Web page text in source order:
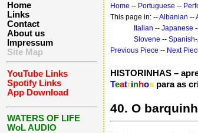
Home
Links
Contact
About us
Impressum
Site Map
YouTube Links
Spotify Links
App Download
WATERS OF LIFE
WoL AUDIO
Home -- Portuguese --
This page in: --Albanian --
Italian -- Japanese
Slovene -- Spanish-
Previous Piece -- Next
HISTORINHAS –
Teatrinhos para as
40. O